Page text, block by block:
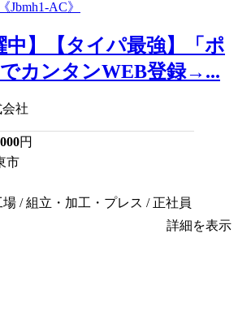
中】【タイパ最強】「ポ
カンタンWEB登録→...
社
円
市
/ 組立・加工・プレス / 正社員
詳細を表示